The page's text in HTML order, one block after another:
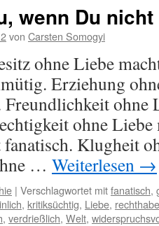
wenn Du
von Carsten Somogyi
ohne Liebe
Erziehung
ohne
ohne
Klugheit
… Weiterlesen →
| Verschlagwortet mitfanatisch,
, kritiksüchtig, Liebe,
, verdrießlich, Welt,